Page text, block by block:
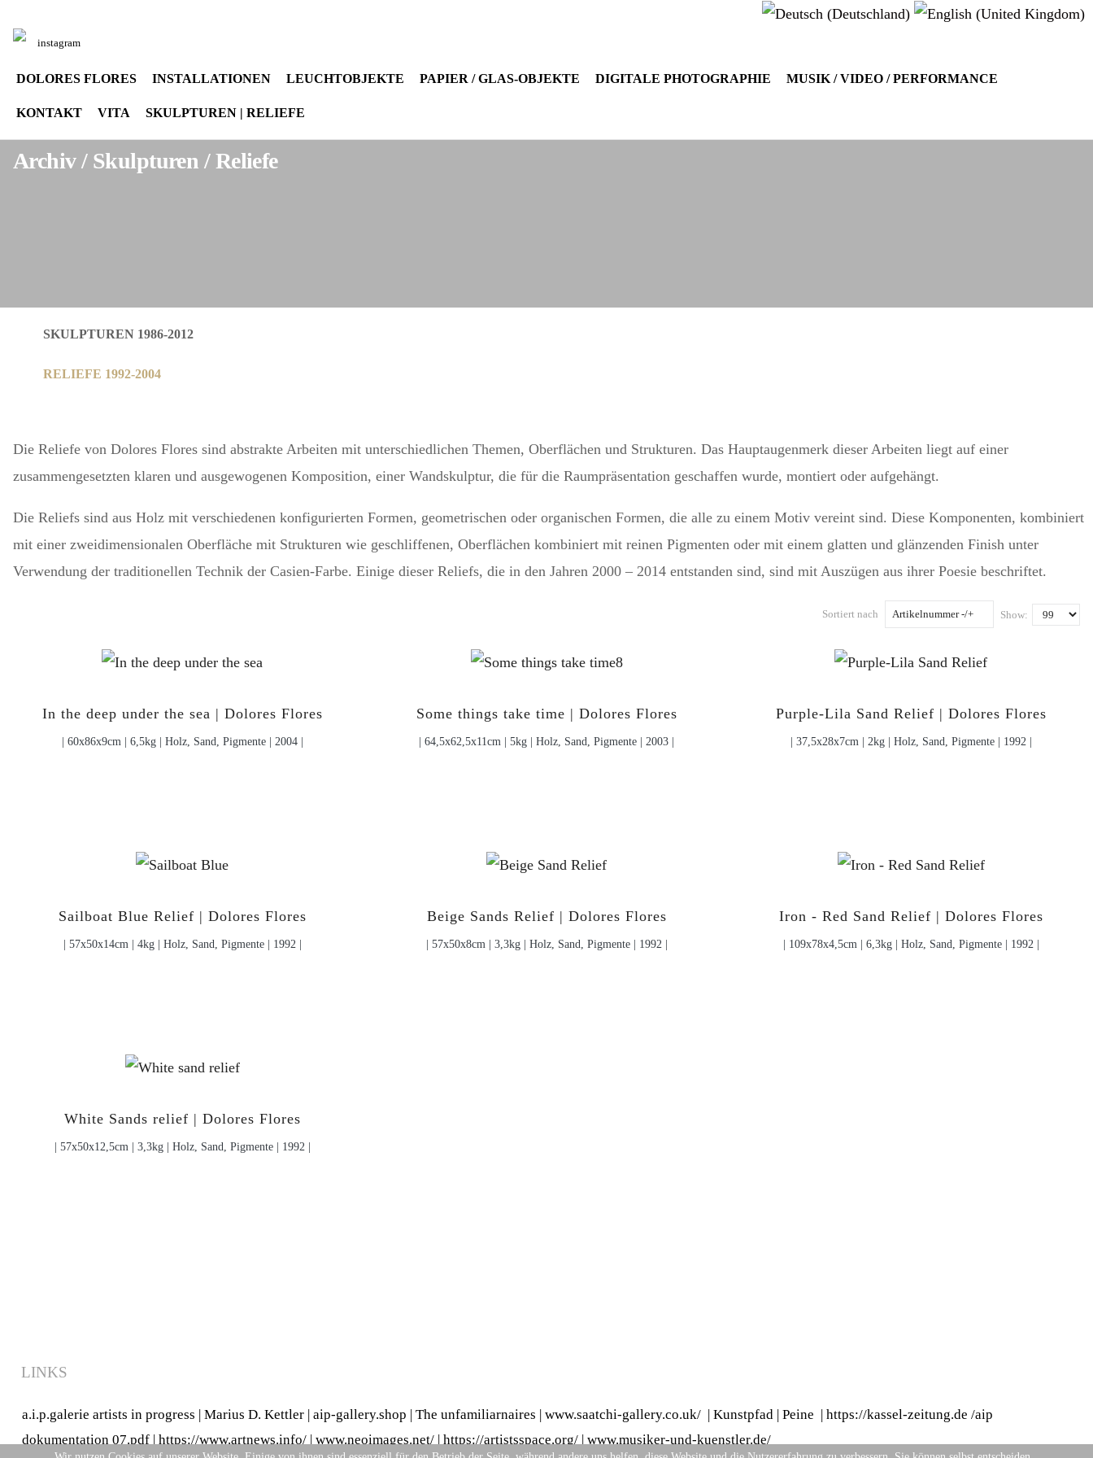
instagram
DOLORES FLORES INSTALLATIONEN LEUCHTOBJEKTE PAPIER / GLAS-OBJEKTE DIGITALE PHOTOGRAPHIE MUSIK / VIDEO / PERFORMANCE
KONTAKT VITA SKULPTUREN | RELIEFE
Archiv / Skulpturen / Reliefe
SKULPTUREN 1986-2012
RELIEFE 1992-2004
Die Reliefe von Dolores Flores sind abstrakte Arbeiten mit unterschiedlichen Themen, Oberflächen und Strukturen. Das Hauptaugenmerk dieser Arbeiten liegt auf einer
zusammengesetzten klaren und ausgewogenen Komposition, einer Wandskulptur, die für die Raumpräsentation geschaffen wurde, montiert oder aufgehängt.
Die Reliefs sind aus Holz mit verschiedenen konfigurierten Formen, geometrischen oder organischen Formen, die alle zu einem Motiv vereint sind. Diese Komponenten, kombiniert
mit einer zweidimensionalen Oberfläche mit Strukturen wie geschliffenen, Oberflächen kombiniert mit reinen Pigmenten oder mit einem glatten und glänzenden Finish unter
Verwendung der traditionellen Technik der Casien-Farbe. Einige dieser Reliefs, die in den Jahren 2000 – 2014 entstanden sind, sind mit Auszügen aus ihrer Poesie beschriftet.
Sortiert nach Artikelnummer -/+ Show:
In the deep under the sea | Dolores Flores
| 60x86x9cm | 6,5kg | Holz, Sand, Pigmente | 2004 |
Some things take time | Dolores Flores
| 64,5x62,5x11cm | 5kg | Holz, Sand, Pigmente | 2003 |
Purple-Lila Sand Relief | Dolores Flores
| 37,5x28x7cm | 2kg | Holz, Sand, Pigmente | 1992 |
Sailboat Blue Relief | Dolores Flores
| 57x50x14cm | 4kg | Holz, Sand, Pigmente | 1992 |
Beige Sands Relief | Dolores Flores
| 57x50x8cm | 3,3kg | Holz, Sand, Pigmente | 1992 |
Iron - Red Sand Relief | Dolores Flores
| 109x78x4,5cm | 6,3kg | Holz, Sand, Pigmente | 1992 |
White Sands relief | Dolores Flores
| 57x50x12,5cm | 3,3kg | Holz, Sand, Pigmente | 1992 |
LINKS
a.i.p.galerie artists in progress | Marius D. Kettler | aip-gallery.shop | The unfamiliarnaires | www.saatchi-gallery.co.uk/ | Kunstpfad | Peine | https://kassel-zeitung.de /aip
dokumentation 07.pdf | https://www.artnews.info/ | www.neoimages.net/ | https://artistsspace.org/ | www.musiker-und-kuenstler.de/